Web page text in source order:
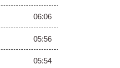
06:06
05:56
05:54